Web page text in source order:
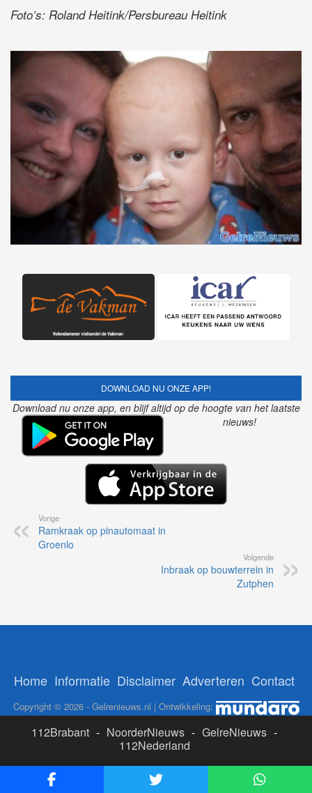
Foto’s: Roland Heitink/Persbureau Heitink
DOWNLOAD NU ONZE APP!
Download nu onze app, en blijf altijd op de hoogte van het laatste
nieuws!
Vorige
Ramkraak op pinautomaat in
Groenlo
Volgende
Inbraak op bouwterrein in
Zutphen
Home Informatie Disclaimer Adverteren Contact
Copyright © 2026 - Gelrenieuws.nl | Ontwikkeling:
112Brabant - NoorderNieuws - GelreNieuws -
112Nederland
ADS: